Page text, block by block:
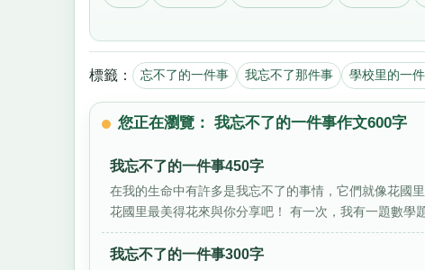
標籤： 忘不了的一件事 我忘不了那件事 學校里的一
您正在瀏覽： 我忘不了的一件事作文600字
我忘不了的一件事450字
在我的生命中有許多是我忘不了的事情，它們就像花國
花國里最美得花來與你分享吧！ 有一次，我有一題數學
我忘不了的一件事300字